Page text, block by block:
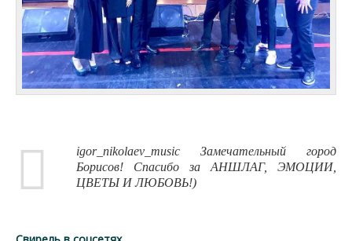
igor_nikolaev_music Замечательный город
Борисов! Спасибо за АНШЛАГ, ЭМОЦИИ,
ЦВЕТЫ И ЛЮБОВЬ!)